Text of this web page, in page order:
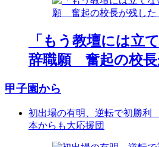
「もう教壇には立
辞職願 奮起の校長
甲子園から
初出場の有明、逆転で初勝
本からも大応援団